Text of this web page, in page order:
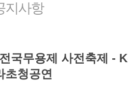
지사항
국무용제 사전축제 -
초청공연